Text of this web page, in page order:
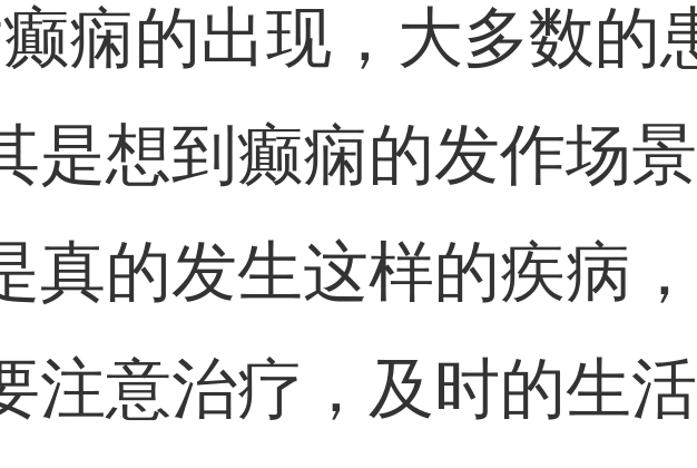
痫的出现，大多数的
是想到癫痫的发作场
真的发生这样的疾病
注意治疗，及时的生